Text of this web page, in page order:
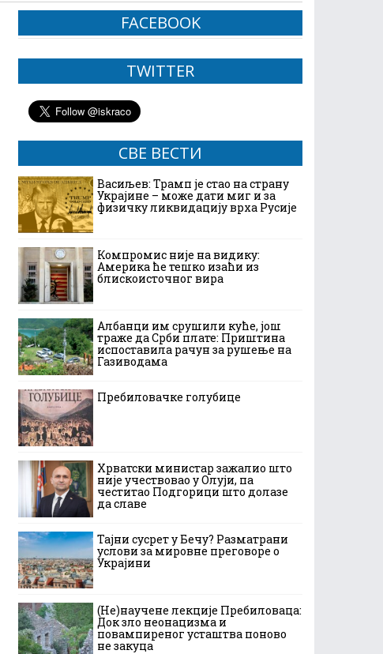
FACEBOOK
TWITTER
СВЕ ВЕСТИ
Васиљев: Трамп је стао на страну
Украјине – може дати миг и за
физичку ликвидацију врха Русије
Компромис није на видику:
Америка ће тешко изаћи из
блискоисточног вира
Албанци им срушили куће, још
траже да Срби плате: Приштина
испоставила рачун за рушење на
Газиводама
Пребиловачке голубице
Хрватски министар зажалио што
није учествовао у Олуји, па
честитао Подгорици што долазе
да славе
Тајни сусрет у Бечу? Разматрани
услови за мировне преговоре о
Украјини
(Не)научене лекције Пребиловаца:
Док зло неонацизма и
повампиреног усташтва поново
не закуца